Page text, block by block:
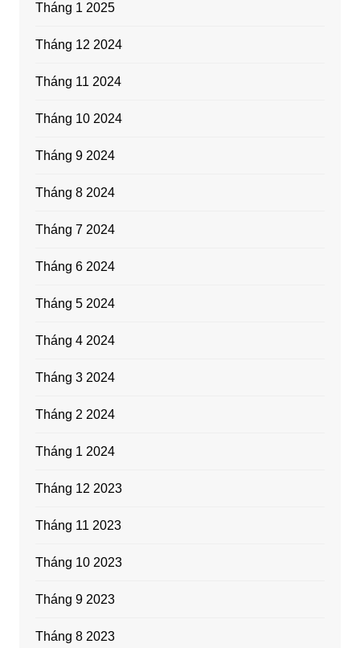
Tháng 1 2025
Tháng 12 2024
Tháng 11 2024
Tháng 10 2024
Tháng 9 2024
Tháng 8 2024
Tháng 7 2024
Tháng 6 2024
Tháng 5 2024
Tháng 4 2024
Tháng 3 2024
Tháng 2 2024
Tháng 1 2024
Tháng 12 2023
Tháng 11 2023
Tháng 10 2023
Tháng 9 2023
Tháng 8 2023